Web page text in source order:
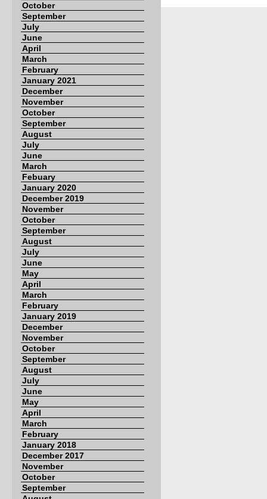
October
September
July
June
April
March
February
January 2021
December
November
October
September
August
July
June
March
Febuary
January 2020
December 2019
November
October
September
August
July
June
May
April
March
February
January 2019
December
November
October
September
August
July
June
May
April
March
February
January 2018
December 2017
November
October
September